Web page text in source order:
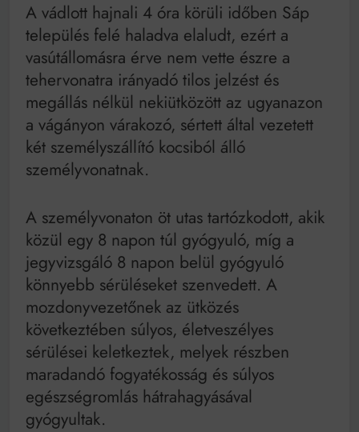
A vádlott hajnali 4 óra körüli időben Sáp
település felé haladva elaludt, ezért a
vasútállomásra érve nem vette észre a
tehervonatra irányadó tilos jelzést és
megállás nélkül nekiütközött az ugyanazon
a vágányon várakozó, sértett által vezetett
két személyszállító kocsiból álló
személyvonatnak.
A személyvonaton öt utas tartózkodott, akik
közül egy 8 napon túl gyógyuló, míg a
jegyvizsgáló 8 napon belül gyógyuló
könnyebb sérüléseket szenvedett. A
mozdonyvezetőnek az ütközés
következtében súlyos, életveszélyes
sérülései keletkeztek, melyek részben
maradandó fogyatékosság és súlyos
egészségromlás hátrahagyásával
gyógyultak.